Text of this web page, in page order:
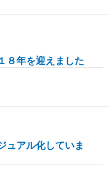
８年を迎えました
ュアル化していま